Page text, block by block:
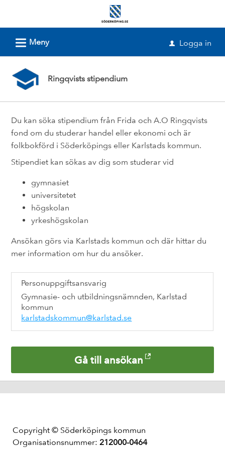
Söderköpings
L Meny u Logga in
Ringqvists stipendium
Du kan söka stipendium från Frida och A.O Ringqvists
fond om du studerar handel eller ekonomi och är
folkbokförd i Söderköpings eller Karlstads kommun.
Stipendiet kan sökas av dig som studerar vid
gymnasiet
universitetet
högskolan
yrkeshögskolan
Ansökan görs via Karlstads kommun och där hittar du
mer information om hur du ansöker.
Personuppgiftsansvarig
Gymnasie- och utbildningsnämnden, Karlstad
kommun
karlstadskommun@karlstad.se
Gå till ansökan
Copyright © Söderköpings kommun
Organisationsnummer: 212000-0464